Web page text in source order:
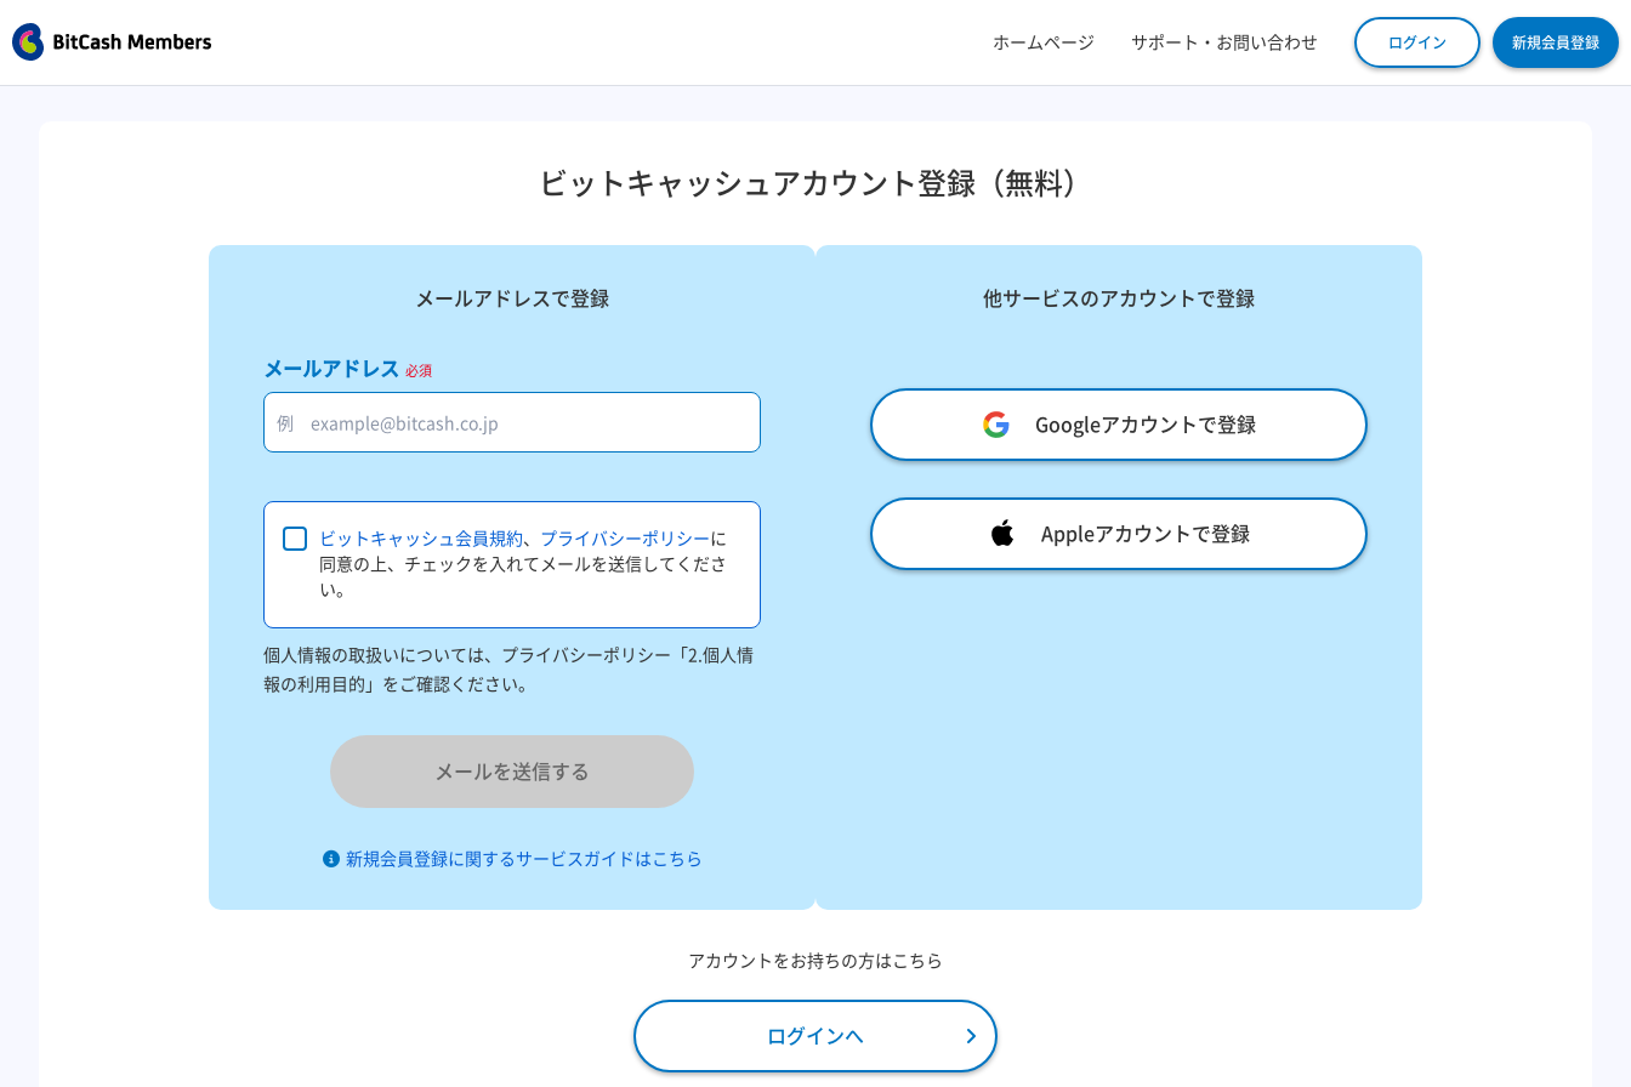
ホームページ サポート・お問い合わせ ログイン 新規会員登録
ビットキャッシュアカウント登録​（無料）​
メールアドレスで登録
メールアドレス 必須
ビットキャッシュ会員規約、 プライバシーポリシーに
同意の上、チェックを入れてメールを送信してくださ
い。
個人情報の取扱いについては、プライバシーポリシー「2.個人情
報の利用目的」をご確認ください。
メールを送信する
新規会員登録に関するサービスガイドはこちら
他サービスのアカウントで登録
Googleアカウントで登録
Appleアカウントで登録
アカウントをお持ちの方はこちら
ログインへ